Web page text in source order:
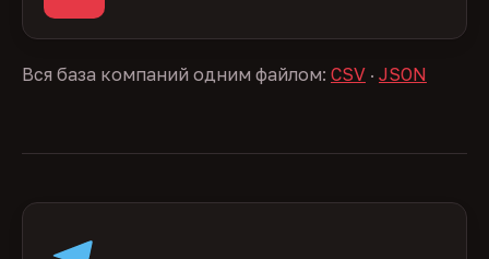
Вся база компаний одним файлом: CSV · JSON